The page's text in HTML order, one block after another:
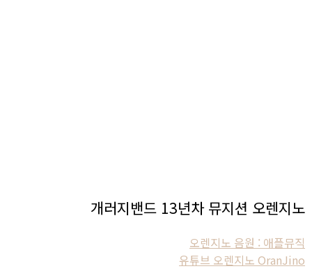
개러지밴드 13년차 뮤지션 오렌지노
오렌지노 음원 : 애플뮤직
유튜브 오렌지노 OranJino